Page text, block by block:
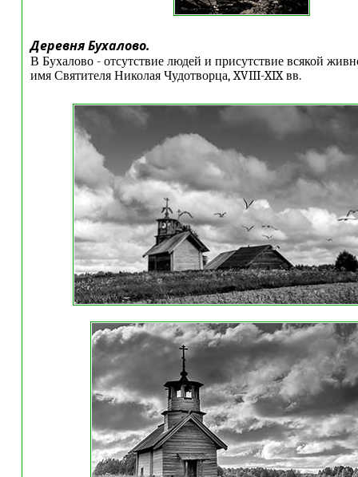
Деревня Бухалово.
В Бухалово - отсутствие людей и присутствие всякой
имя Святителя Николая Чудотворца, XVIII-XIX вв.